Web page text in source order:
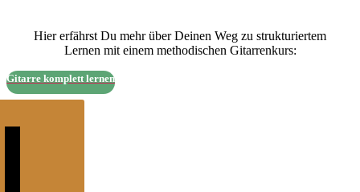
Hier erfährst Du mehr über Deinen Weg zu strukturiertem
Lernen mit einem methodischen Gitarrenkurs:
Gitarre komplett lernen